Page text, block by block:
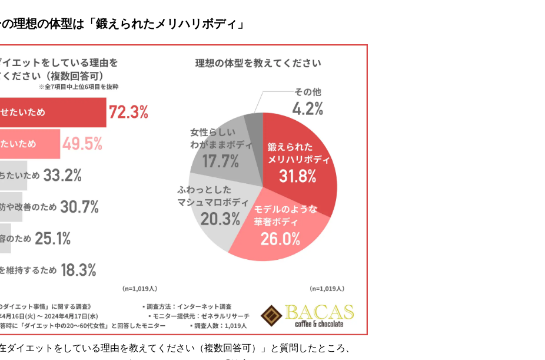
理想の体型は「鍛えられたメリハリボディ」
ダイエットをしている理由を教えてください（複数回答可）」と質問したところ、